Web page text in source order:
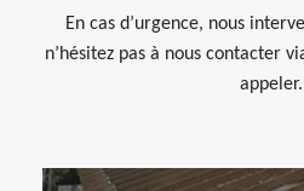
En cas d’urgence, nous
n’hésitez pas à nous contacter
appeler.